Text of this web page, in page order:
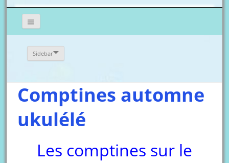
Sidebar
Comptines automne
ukulélé
Les comptines sur le